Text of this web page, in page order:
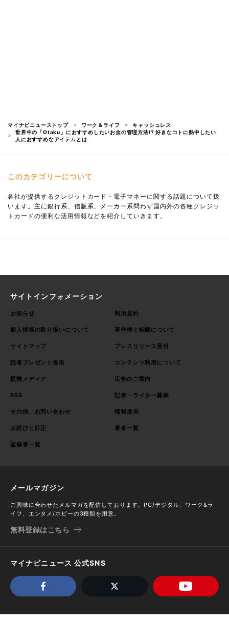
マイナビニューストップ ワーク＆ライフ
キャッシュレス
世界中の「Otaku」におすすめしたいお金の管理方法!? 好きなコトに熱中したい
人におすすめなアイテムとは
このカテゴリーについて
各社が提供するクレジットカード・電子マネーに関する話題について扱
います。主に銀行系、信販系、メーカー系問わず国内外の各種クレジッ
トカードの便利な活用情報などを紹介していきます。
サイトインフォメーション
お知らせ 利用規約
個人情報の取り扱いについて 著作権と転載について
サイトマップ プレスリリース受付
読者プレゼント提供 コンテンツ利用について
提携メディア 広告のご案内
RSS 記者・ライター募集
その他、お問い合わせ 情報提供
お詫びと訂正 著者一覧
監修者一覧
メールマガジン
ご興味に合わせたメルマガを配信しております。PC/デジタル、ワーク&ラ
イフ、エンタメ/ホビーの3種類を用意。
無料登録はこちら
マイナビニュース 公式SNS